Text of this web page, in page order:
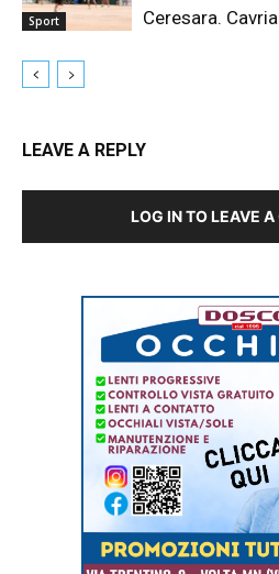
Sport
Ceresara.
LEAVE A REPLY
LOG IN TO LEAVE